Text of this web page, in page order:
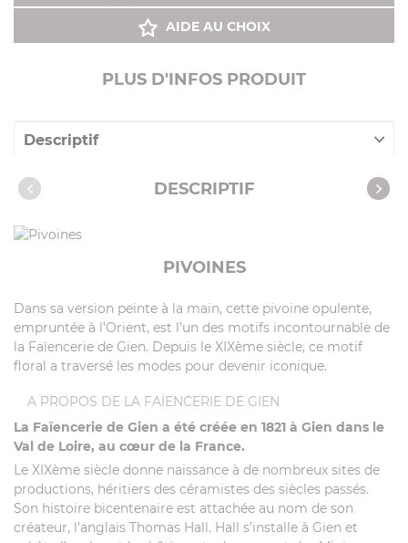
AIDE AU CHOIX
PLUS D'INFOS PRODUIT
Descriptif
Caractéristiques DESCRIPTIF
PIVOINES
Dans sa version peinte à la main, cette pivoine opulente,
empruntée à l’Orient, est l’un des motifs incontournable de
la Faïencerie de Gien. Depuis le XIXème siècle, ce motif
floral a traversé les modes pour devenir iconique.
A PROPOS DE LA FAÏENCERIE DE GIEN
La Faïencerie de Gien a été créée en 1821 à Gien dans le
Val de Loire, au cœur de la France.
Le XIXème siècle donne naissance à de nombreux sites de
productions, héritiers des céramistes des siècles passés.
Son histoire bicentenaire est attachée au nom de son
créateur, l’anglais Thomas Hall. Hall s’installe à Gien et